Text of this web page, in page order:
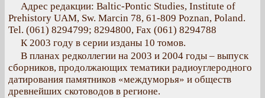
Адрес редакции: Baltic-Pontic Studies, Institute of
Prehistory UAM, Sw. Marcin 78, 61-809 Poznan, Poland.
Tel. (061) 8294799; 8294800, Fax (061) 8294788
К 2003 году в серии изданы 10 томов.
В планах редколлегии на 2003 и 2004 годы – выпуск
сборников, продолжающих тематики радиоуглеродного
датирования памятников «междуморья» и обществ
древнейших скотоводов в регионе.